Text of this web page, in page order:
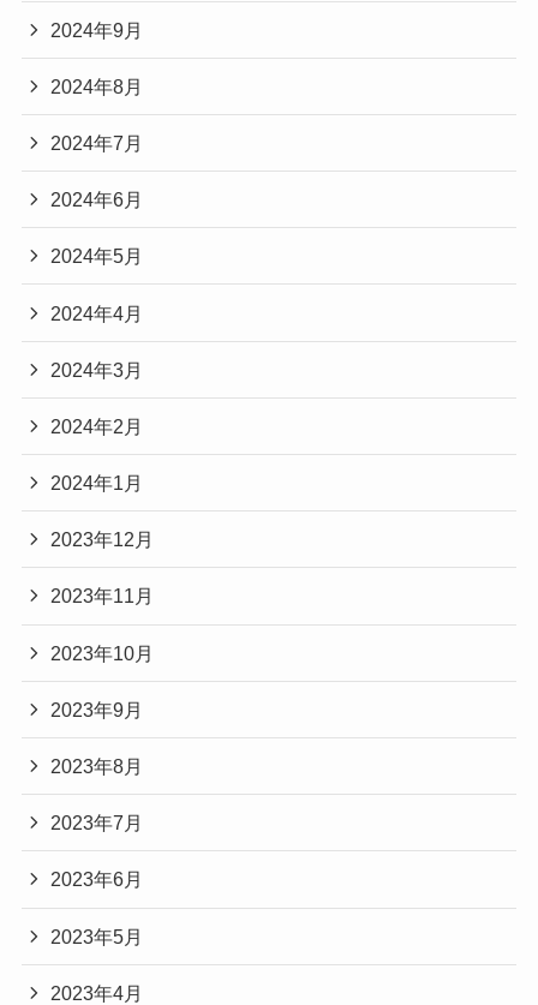
2024年9月
2024年8月
2024年7月
2024年6月
2024年5月
2024年4月
2024年3月
2024年2月
2024年1月
2023年12月
2023年11月
2023年10月
2023年9月
2023年8月
2023年7月
2023年6月
2023年5月
2023年4月